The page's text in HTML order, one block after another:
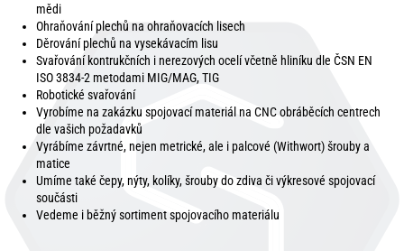
mědi
Ohraňování plechů na ohraňovacích lisech
Děrování plechů na vysekávacím lisu
Svařování kontrukčních i nerezových ocelí včetně hliníku dle ČSN EN
ISO 3834-2 metodami MIG/MAG, TIG
Robotické svařování
Vyrobíme na zakázku spojovací materiál na CNC obráběcích centrech
dle vašich požadavků
Vyrábíme závrtné, nejen metrické, ale i palcové (Withwort) šrouby a
matice
Umíme také čepy, nýty, kolíky, šrouby do zdiva či výkresové spojovací
součásti
Vedeme i běžný sortiment spojovacího materiálu